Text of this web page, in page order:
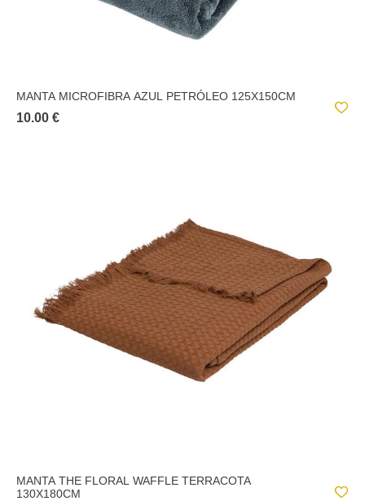
MANTA MICROFIBRA AZUL PETRÓLEO 125X150CM
10.00 €
MANTA THE FLORAL WAFFLE TERRACOTA
130X180CM